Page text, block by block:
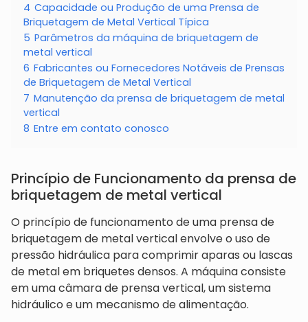
4 Capacidade ou Produção de uma Prensa de
Briquetagem de Metal Vertical Típica
5 Parâmetros da máquina de briquetagem de
metal vertical
6 Fabricantes ou Fornecedores Notáveis de Prensas
de Briquetagem de Metal Vertical
7 Manutenção da prensa de briquetagem de metal
vertical
8 Entre em contato conosco
Princípio de Funcionamento da prensa de
briquetagem de metal vertical
O princípio de funcionamento de uma prensa de
briquetagem de metal vertical envolve o uso de
pressão hidráulica para comprimir aparas ou lascas
de metal em briquetes densos. A máquina consiste
em uma câmara de prensa vertical, um sistema
hidráulico e um mecanismo de alimentação.